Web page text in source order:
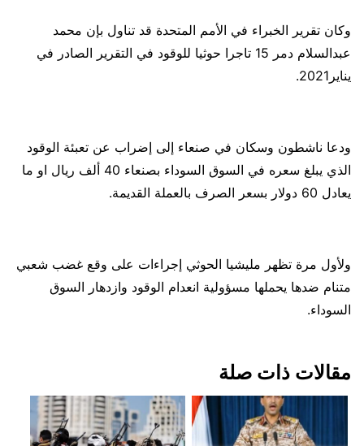
وكان تقرير الخبراء في الأمم المتحدة قد تناول بإن محمد
عبدالسلام دمر 15 تاجرا حوثيا للوقود في التقرير الصادر في
يناير2021.
ودعا ناشطون وسكان في صنعاء إلى إضراب عن تعبئة الوقود
الذي يبلغ سعره في السوق السوداء بصنعاء 40 ألف ريال او ما
يعادل 60 دولار بسعر الصرف بالعملة القديمة.
ولأول مرة تظهر مليشيا الحوثي إجراءات على وقع غضب شعبي
متنام ضدها يحملها مسؤولية انعدام الوقود وازدهار السوق
السوداء.
مقالات ذات صلة